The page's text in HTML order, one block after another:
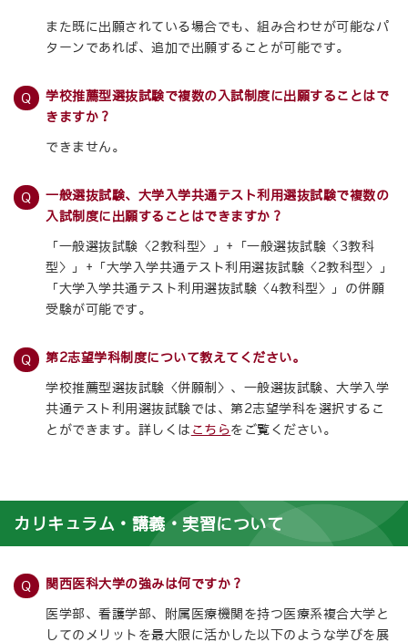
また既に出願されている場合でも、組み合わせが可能なパ
ターンであれば、追加で出願することが可能です。
学校推薦型選抜試験で複数の入試制度に出願することはで
きますか？
できません。
一般選抜試験、大学入学共通テスト利用選抜試験で複数の
入試制度に出願することはできますか？
「一般選抜試験〈2教科型〉」+「一般選抜試験〈3教科
型〉」+「大学入学共通テスト利用選抜試験〈2教科型〉」
「大学入学共通テスト利用選抜試験〈4教科型〉」の併願
受験が可能です。
第2志望学科制度について教えてください。
学校推薦型選抜試験〈併願制〉、一般選抜試験、大学入学
共通テスト利用選抜試験では、第2志望学科を選択するこ
とができます。詳しくは こちらをご覧ください。
カリキュラム・講義・実習について
関西医科大学の強みは何ですか？
医学部、看護学部、附属医療機関を持つ医療系複合大学と
してのメリットを最大限に活かした以下のような学びを展